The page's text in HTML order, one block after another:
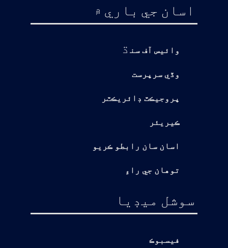
اسان جي باري ۾
وائيس آف سن ڌ
وڏي سرپرست
پروجيڪٽ ڊائريڪٽر
ڪيريئر
اسان سان رابطو ڪريو
توهان جي راءِ
سوشل ميڊيا
فيسبوڪ